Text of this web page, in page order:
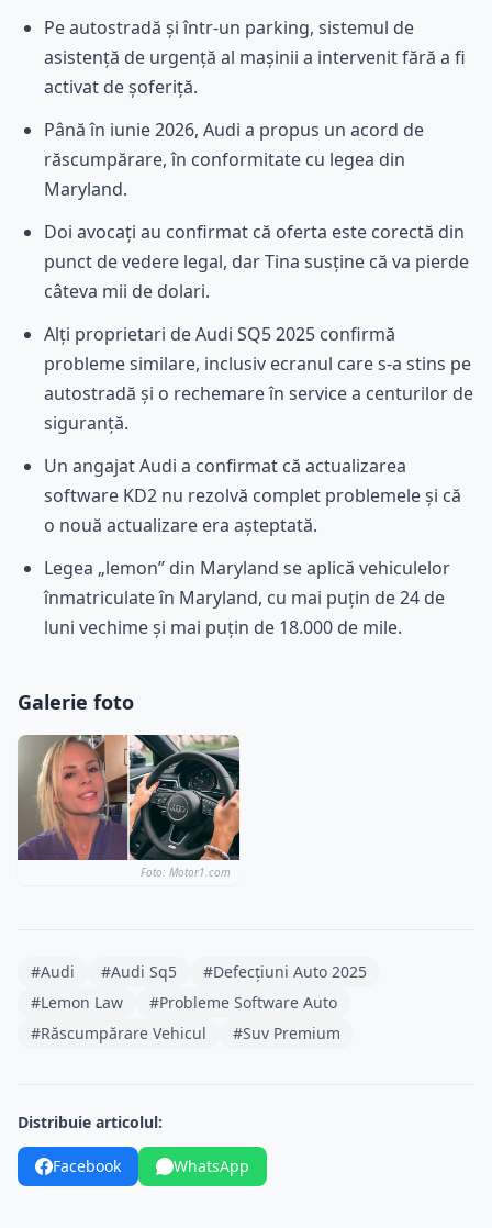
Pe autostradă și într-un parking, sistemul de
asistență de urgență al mașinii a intervenit fără a fi
activat de șoferiță.
Până în iunie 2026, Audi a propus un acord de
răscumpărare, în conformitate cu legea din
Maryland.
Doi avocați au confirmat că oferta este corectă din
punct de vedere legal, dar Tina susține că va pierde
câteva mii de dolari.
Alți proprietari de Audi SQ5 2025 confirmă
probleme similare, inclusiv ecranul care s-a stins pe
autostradă și o rechemare în service a centurilor de
siguranță.
Un angajat Audi a confirmat că actualizarea
software KD2 nu rezolvă complet problemele și că
o nouă actualizare era așteptată.
Legea „lemon” din Maryland se aplică vehiculelor
înmatriculate în Maryland, cu mai puțin de 24 de
luni vechime și mai puțin de 18.000 de mile.
Galerie foto
Foto: Motor1.com
#Audi #Audi Sq5
#Defecțiuni Auto 2025
#Lemon Law
#Probleme Software Auto
#Răscumpărare Vehicul
#Suv Premium
Distribuie articolul:
Facebook WhatsApp